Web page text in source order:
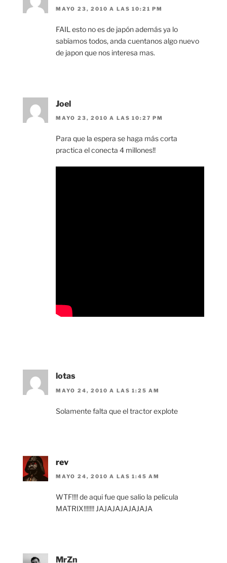
MAYO 23, 2010 A LAS 10:21 PM
FAIL esto no es de japón además ya lo
sabíamos todos, anda cuentanos algo nuevo
de japon que nos interesa mas.
Joel
MAYO 23, 2010 A LAS 10:27 PM
Para que la espera se haga más corta
practica el conecta 4 millones!!
lotas
MAYO 24, 2010 A LAS 1:25 AM
Solamente falta que el tractor explote
rev
MAYO 24, 2010 A LAS 1:45 AM
WTF!!!! de aqui fue que salio la pelicula
MATRIX!!!!!!! JAJAJAJAJAJAJA
MrZn